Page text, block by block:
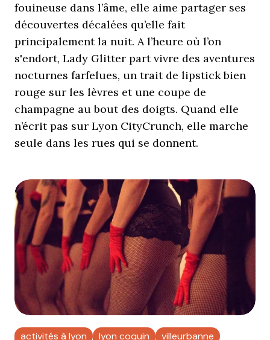
fouineuse dans l’âme, elle aime partager ses
découvertes décalées qu’elle fait
principalement la nuit. A l’heure où l’on
s'endort, Lady Glitter part vivre des aventures
nocturnes farfelues, un trait de lipstick bien
rouge sur les lèvres et une coupe de
champagne au bout des doigts. Quand elle
n’écrit pas sur Lyon CityCrunch, elle marche
seule dans les rues qui se donnent.
activités à lyon lyon coquin villeurbanne